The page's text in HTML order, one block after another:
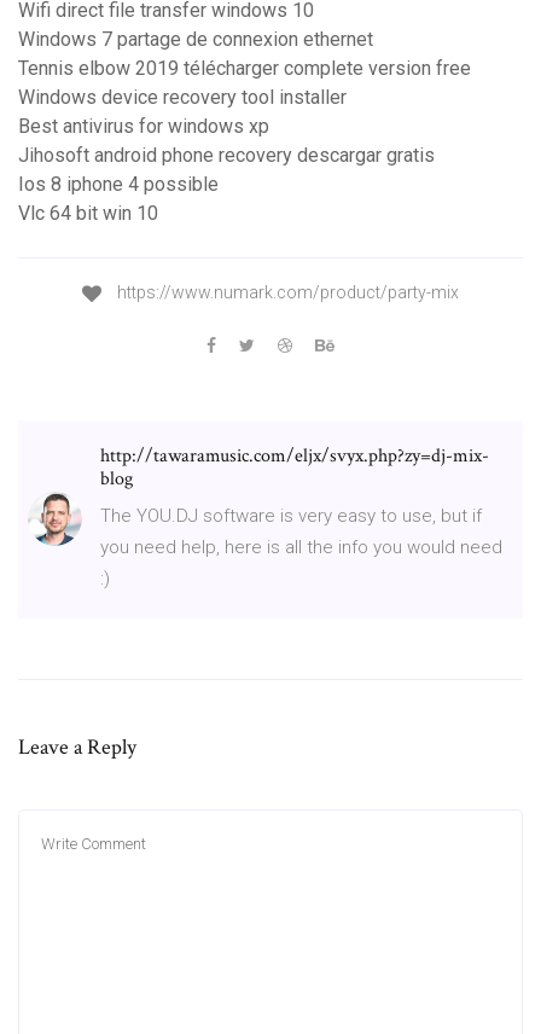
Wifi direct file transfer windows 10
Windows 7 partage de connexion ethernet
Tennis elbow 2019 télécharger complete version free
Windows device recovery tool installer
Best antivirus for windows xp
Jihosoft android phone recovery descargar gratis
Ios 8 iphone 4 possible
Vlc 64 bit win 10
https://www.numark.com/product/party-mix
http://tawaramusic.com/eljx/svyx.php?zy=dj-mix-
blog
The YOU.DJ software is very easy to use, but if
you need help, here is all the info you would need
:)
Leave a Reply